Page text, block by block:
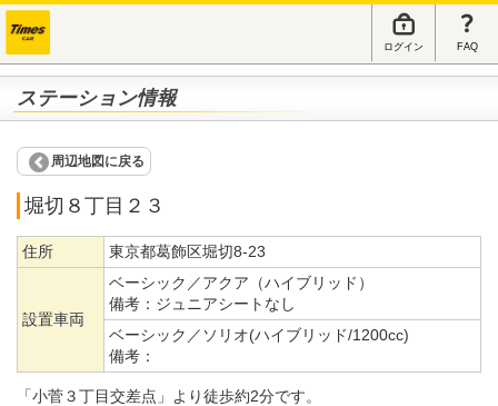
ログイン FAQ
ステーション情報
周辺地図に戻る
堀切８丁目２３
住所 東京都葛飾区堀切8-23
設置車両
ベーシック／アクア（ハイブリッド）
備考： ジュニアシートなし
ベーシック／ソリオ(ハイブリッド/1200cc)
備考：
「小菅３丁目交差点」より徒歩約2分です。